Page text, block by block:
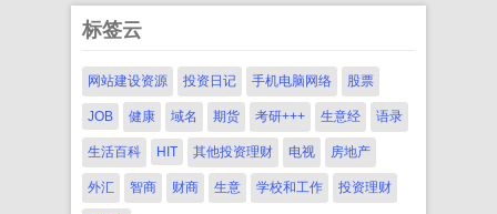
标签云
网站建设资源 投资日记 手机电脑网络 股票
JOB 健康 域名 期货 考研+++ 生意经 语录
生活百科 HIT 其他投资理财 电视 房地产
外汇 智商 财商 生意 学校和工作 投资理财